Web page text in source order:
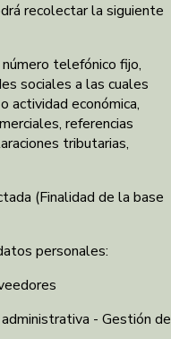
recolectar la siguiente
telefónico fijo,
sociales a las cuales
actividad económica,
referencias
tributarias,
(Finalidad de la base
personales:
- Gestión de